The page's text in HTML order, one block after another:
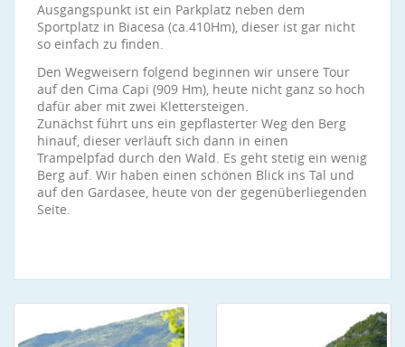
Ausgangspunkt ist ein Parkplatz neben dem
Sportplatz in Biacesa (ca.410Hm), dieser ist gar nicht
so einfach zu finden.
Den Wegweisern folgend beginnen wir unsere Tour
auf den Cima Capi (909 Hm), heute nicht ganz so hoch
dafür aber mit zwei Klettersteigen.
Zunächst führt uns ein gepflasterter Weg den Berg
hinauf, dieser verläuft sich dann in einen
Trampelpfad durch den Wald. Es geht stetig ein wenig
Berg auf. Wir haben einen schönen Blick ins Tal und
auf den Gardasee, heute von der gegenüberliegenden
Seite.